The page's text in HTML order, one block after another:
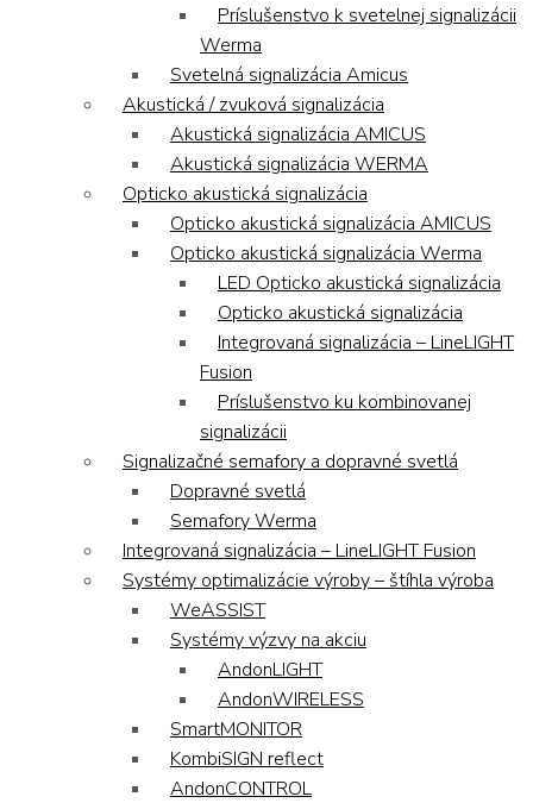
Príslušenstvo k svetelnej signalizácii
Werma
Svetelná signalizácia Amicus
Akustická / zvuková signalizácia
Akustická signalizácia AMICUS
Akustická signalizácia WERMA
Opticko akustická signalizácia
Opticko akustická signalizácia AMICUS
Opticko akustická signalizácia Werma
LED Opticko akustická signalizácia
Opticko akustická signalizácia
Integrovaná signalizácia – LineLIGHT
Fusion
Príslušenstvo ku kombinovanej
signalizácii
Signalizačné semafory a dopravné svetlá
Dopravné svetlá
Semafory Werma
Integrovaná signalizácia – LineLIGHT Fusion
Systémy optimalizácie výroby – štíhla výroba
WeASSIST
Systémy výzvy na akciu
AndonLIGHT
AndonWIRELESS
SmartMONITOR
KombiSIGN reflect
AndonCONTROL